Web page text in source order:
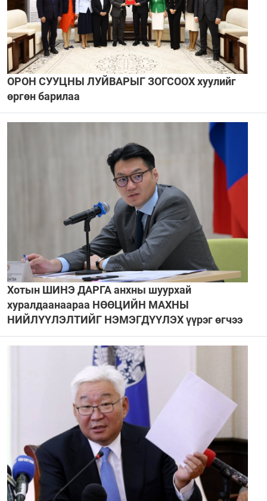
ОРОН СУУЦНЫ ЛУЙВАРЫГ ЗОГСООХ хуулийг
өргөн барилаа
Хотын ШИНЭ ДАРГА анхны шуурхай
хуралдаанаараа НӨӨЦИЙН МАХНЫ
НИЙЛҮҮЛЭЛТИЙГ НЭМЭГДҮҮЛЭХ үүрэг өгчээ